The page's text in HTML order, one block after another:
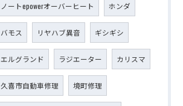
ノートepowerオーバーヒート ホンダ
バモス リヤハブ異音 ギシギシ
エルグランド ラジエーター カリスマ
久喜市自動車修理 境町修理